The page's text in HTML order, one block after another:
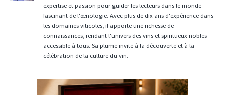
expertise et passion pour guider les lecteurs dans le monde
fascinant de l'œnologie. Avec plus de dix ans d'expérience dans
les domaines viticoles, il apporte une richesse de
connaissances, rendant l'univers des vins et spiritueux nobles
accessible à tous. Sa plume invite à la découverte et à la
célébration de la culture du vin.